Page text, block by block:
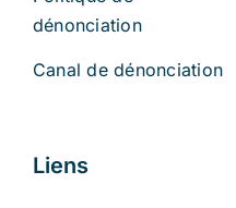
dénonciation
Canal de dénonciation
Liens